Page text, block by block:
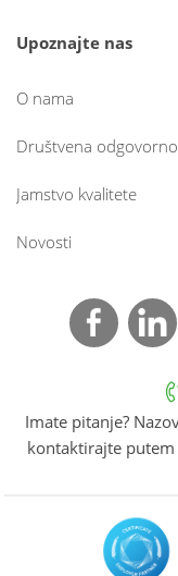
Upoznajte nas
O nama
Društvena
Jamstvo kvalitete
Novosti
Imate pitanje?
kontaktirajte putem